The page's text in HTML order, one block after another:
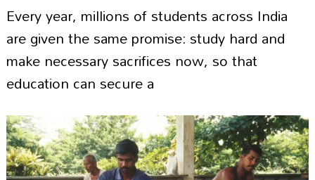
Every year, millions of students across India
are given the same promise: study hard and
make necessary sacrifices now, so that
education can secure a